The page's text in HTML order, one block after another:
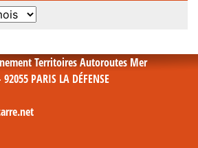
Territoires Autoroutes Mer
PARIS LA DÉFENSE